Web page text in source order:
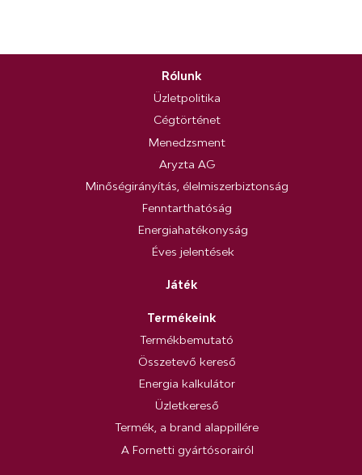
Rólunk
Üzletpolitika
Cégtörténet
Menedzsment
Aryzta AG
Minőségirányítás, élelmiszerbiztonság
Fenntarthatóság
Energiahatékonyság
Éves jelentések
Játék
Termékeink
Termékbemutató
Összetevő kereső
Energia kalkulátor
Üzletkereső
Termék, a brand alappillére
A Fornetti gyártósorairól